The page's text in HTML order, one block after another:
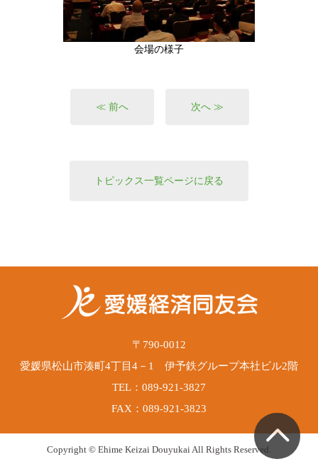
会場の様子
≪ 前へ 次へ ≫
トピックス一覧ページに戻る
〒790-0012
愛媛県松山市湊町4丁目4－1 伊予鉄グループ本社ビル2階
TEL：089-921-3827
FAX：089-921-3823
Copyright © Ehime Keizai Douyukai All Rights Reserved.